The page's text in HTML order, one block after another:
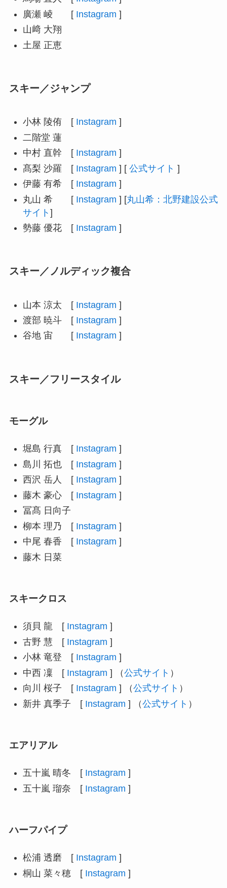
廣瀬 崚 [ Instagram ]
山﨑 大翔
土屋 正恵
スキー／ジャンプ
小林 陵侑 [ Instagram ]
二階堂 蓮
中村 直幹 [Instagram ]
髙梨 沙羅 [ Instagram ] [ 公式サイト ]
伊藤 有希 [ Instagram ]
丸山 希 [ Instagram ] [丸山希：北野建設公式
サイト ]
勢藤 優花 [ Instagram ]
スキー／ノルディック複合
山本 涼太 [ Instagram ]
渡部 暁斗 [ Instagram ]
谷地 宙 [ Instagram ]
スキー／フリースタイル
モーグル
堀島 行真 [ Instagram ]
島川 拓也 [ Instagram ]
西沢 岳人 [ Instagram ]
藤木 豪心 [Instagram ]
冨髙 日向子
柳本 理乃 [ Instagram ]
中尾 春香 [Instagram ]
藤木 日菜
スキークロス
須貝 龍 [ Instagram ]
古野 慧 [ Instagram ]
小林 竜登 [ Instagram ]
中西 凜 [ Instagram ] （公式サイト ）
向川 桜子 [ Instagram ] （公式サイト ）
新井 真季子 [ Instagram ] （公式サイト ）
エアリアル
五十嵐 晴冬 [ Instagram ]
五十嵐 瑠奈 [ Instagram ]
ハーフパイプ
松浦 透磨 [ Instagram ]
桐山 菜々穂 [ Instagram ]